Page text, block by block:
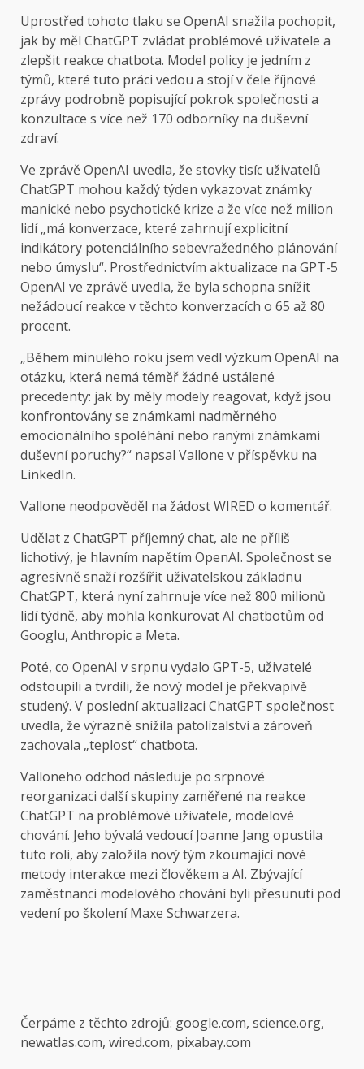
Uprostřed tohoto tlaku se OpenAI snažila pochopit,
jak by měl ChatGPT zvládat problémové uživatele a
zlepšit reakce chatbota. Model policy je jedním z
týmů, které tuto práci vedou a stojí v čele říjnové
zprávy podrobně popisující pokrok společnosti a
konzultace s více než 170 odborníky na duševní
zdraví.
Ve zprávě OpenAI uvedla, že stovky tisíc uživatelů
ChatGPT mohou každý týden vykazovat známky
manické nebo psychotické krize a že více než milion
lidí „má konverzace, které zahrnují explicitní
indikátory potenciálního sebevražedného plánování
nebo úmyslu“. Prostřednictvím aktualizace na GPT-5
OpenAI ve zprávě uvedla, že byla schopna snížit
nežádoucí reakce v těchto konverzacích o 65 až 80
procent.
„Během minulého roku jsem vedl výzkum OpenAI na
otázku, která nemá téměř žádné ustálené
precedenty: jak by měly modely reagovat, když jsou
konfrontovány se známkami nadměrného
emocionálního spoléhání nebo ranými známkami
duševní poruchy?“ napsal Vallone v příspěvku na
LinkedIn.
Vallone neodpověděl na žádost WIRED o komentář.
Udělat z ChatGPT příjemný chat, ale ne příliš
lichotivý, je hlavním napětím OpenAI. Společnost se
agresivně snaží rozšířit uživatelskou základnu
ChatGPT, která nyní zahrnuje více než 800 milionů
lidí týdně, aby mohla konkurovat AI chatbotům od
Googlu, Anthropic a Meta.
Poté, co OpenAI v srpnu vydalo GPT-5, uživatelé
odstoupili a tvrdili, že nový model je překvapivě
studený. V poslední aktualizaci ChatGPT společnost
uvedla, že výrazně snížila patolízalství a zároveň
zachovala „teplost“ chatbota.
Valloneho odchod následuje po srpnové
reorganizaci další skupiny zaměřené na reakce
ChatGPT na problémové uživatele, modelové
chování. Jeho bývalá vedoucí Joanne Jang opustila
tuto roli, aby založila nový tým zkoumající nové
metody interakce mezi člověkem a AI. Zbývající
zaměstnanci modelového chování byli přesunuti pod
vedení po školení Maxe Schwarzera.
Čerpáme z těchto zdrojů: google.com, science.org,
newatlas.com, wired.com, pixabay.com